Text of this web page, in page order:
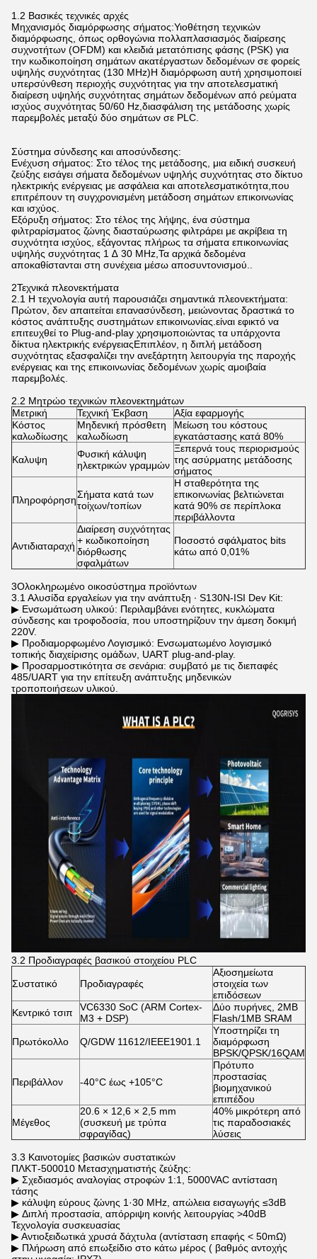
1.2 Βασικές τεχνικές αρχές
Μηχανισμός διαμόρφωσης σήματος:Υιοθέτηση τεχνικών
διαμόρφωσης, όπως ορθογώνια πολλαπλασιασμός διαίρεσης
συχνοτήτων (OFDM) και κλειδιά μετατόπισης φάσης (PSK) για
την κωδικοποίηση σημάτων ακατέργαστων δεδομένων σε φορείς
υψηλής συχνότητας (130 MHz)Η διαμόρφωση αυτή χρησιμοποιεί
υπερσύνθεση περιοχής συχνότητας για την αποτελεσματική
διαίρεση υψηλής συχνότητας σημάτων δεδομένων από ρεύματα
ισχύος συχνότητας 50/60 Hz,διασφάλιση της μετάδοσης χωρίς
παρεμβολές μεταξύ δύο σημάτων σε PLC.
Σύστημα σύνδεσης και αποσύνδεσης:
Ενέχυση σήματος: Στο τέλος της μετάδοσης, μια ειδική συσκευή
ζεύξης εισάγει σήματα δεδομένων υψηλής συχνότητας στο δίκτυο
ηλεκτρικής ενέργειας με ασφάλεια και αποτελεσματικότητα,που
επιτρέπουν τη συγχρονισμένη μετάδοση σημάτων επικοινωνίας
και ισχύος.
Εξόρυξη σήματος: Στο τέλος της λήψης, ένα σύστημα
φιλτραρίσματος ζώνης διασταύρωσης φιλτράρει με ακρίβεια τη
συχνότητα ισχύος, εξάγοντας πλήρως τα σήματα επικοινωνίας
υψηλής συχνότητας 1 ∆ 30 MHz,Τα αρχικά δεδομένα
αποκαθίστανται στη συνέχεια μέσω αποσυντονισμού..
2Τεχνικά πλεονεκτήματα
2.1 Η τεχνολογία αυτή παρουσιάζει σημαντικά πλεονεκτήματα:
Πρώτον, δεν απαιτείται επανασύνδεση, μειώνοντας δραστικά το
κόστος ανάπτυξης συστημάτων επικοινωνίας.είναι εφικτό να
επιτευχθεί το Plug-and-play χρησιμοποιώντας τα υπάρχοντα
δίκτυα ηλεκτρικής ενέργειαςΕπιπλέον, η διπλή μετάδοση
συχνότητας εξασφαλίζει την ανεξάρτητη λειτουργία της παροχής
ενέργειας και της επικοινωνίας δεδομένων χωρίς αμοιβαία
παρεμβολές.
2.2 Μητρώο τεχνικών πλεονεκτημάτων
Μετρική
Τεχνική Έκβαση
Αξία εφαρμογής
Κόστος
καλωδίωσης
Μηδενική πρόσθετη
καλωδίωση
Μείωση του κόστους
εγκατάστασης κατά 80%
Καλυψη
Φυσική κάλυψη
ηλεκτρικών γραμμών
Ξεπερνά τους περιορισμούς
της ασύρματης μετάδοσης
σήματος
ΠληροφόρησηΣήματα κατά των
τοίχων/τοπίων
Η σταθερότητα της
επικοινωνίας βελτιώνεται
κατά 90% σε περίπλοκα
περιβάλλοντα
Αντιδιαταραχή
Διαίρεση συχνότητας
+ κωδικοποίηση
διόρθωσης
σφαλμάτων
Ποσοστό σφάλματος bits
κάτω από 0,01%
3Ολοκληρωμένο οικοσύστημα προϊόντων
3.1 Αλυσίδα εργαλείων για την ανάπτυξη ∙ S130N-ISI Dev Kit:
▶ Ενσωμάτωση υλικού: Περιλαμβάνει ενότητες, κυκλώματα
σύνδεσης και τροφοδοσία, που υποστηρίζουν την άμεση δοκιμή
220V.
▶ Προδιαμορφωμένο Λογισμικό: Ενσωματωμένο λογισμικό
τοπικής διαχείρισης ομάδων, UART plug-and-play.
▶ Προσαρμοστικότητα σε σενάρια: συμβατό με τις διεπαφές
485/UART για την επίτευξη ανάπτυξης μηδενικών
τροποποιήσεων υλικού.
3.2 Προδιαγραφές βασικού στοιχείου PLC
Συστατικό Προδιαγραφές
Αξιοσημείωτα
στοιχεία των
επιδόσεων
Κεντρικό τσιπ
VC6330 SoC (ARM Cortex-
M3 + DSP)
Δύο πυρήνες, 2MB
Flash/1MB SRAM
Πρωτόκολλο Q/GDW 11612/IEEE1901.1
Υποστηρίζει τη
διαμόρφωση
BPSK/QPSK/16QAM
Περιβάλλον -40°C έως +105°C
Πρότυπο
προστασίας
βιομηχανικού
επιπέδου
Μέγεθος
20.6 × 12,6 × 2,5 mm
(συσκευή με τρύπα
σφραγίδας)
40% μικρότερη από
τις παραδοσιακές
λύσεις
3.3 Καινοτομίες βασικών συστατικών
ΠΛΚΤ-500010 Μετασχηματιστής ζεύξης:
▶ Σχεδιασμός αναλογίας στροφών 1:1, 5000VAC αντίσταση
τάσης
▶ κάλυψη εύρους ζώνης 1·30 MHz, απώλεια εισαγωγής ≤3dB
▶ Διπλή προστασία, απόρριψη κοινής λειτουργίας >40dB
Τεχνολογία συσκευασίας
▶ Αντιοξειδωτικά χρυσά δάχτυλα (αντίσταση επαφής < 50mΩ)
▶ Πλήρωση από επωξείδιο στο κάτω μέρος ( βαθμός αντοχής